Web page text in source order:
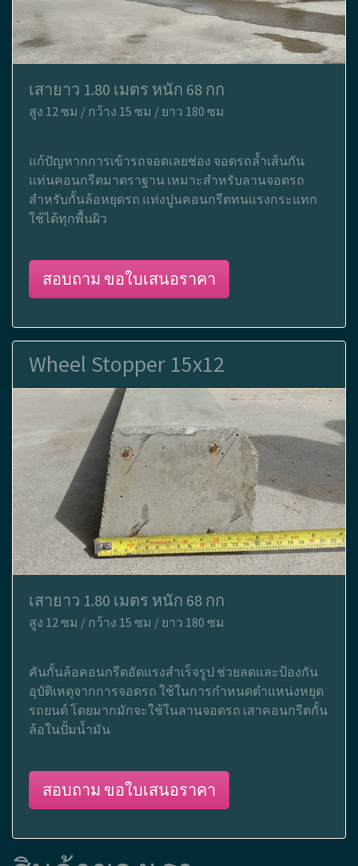
เสายาว 1.80 เมตร หนัก 68 กก
สูง 12 ซม / กว้าง 15 ซม / ยาว 180 ซม
แก้ปัญหากการเข้ารถจอดเลยช่อง จอดรถล้ำเส้นกัน
แท่นคอนกรีตมาตราฐาน เหมาะสำหรับลานจอดรถ
สำหรับกั้นล้อหยุดรถ แท่งปูนคอนกรีตทนแรงกระแทก
ใช้ได้ทุกพื้นผิว
สอบถาม ขอใบเสนอราคา
Wheel Stopper 15x12
เสายาว 1.80 เมตร หนัก 68 กก
สูง 12 ซม / กว้าง 15 ซม / ยาว 180 ซม
คันกั้นล้อคอนกรีตอัดแรงสำเร็จรูป ช่วยลดและป้องกัน
อุบัติเหตุจากการจอดรถ ใช้ในการกำหนดตำแหน่งหยุด
รถยนต์ โดยมากมักจะใช้ในลานจอดรถ เสาคอนกรีตกั้น
ล้อในปั้มน้ำมัน
สอบถาม ขอใบเสนอราคา